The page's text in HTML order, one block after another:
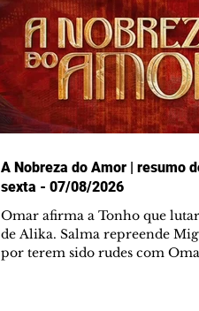
A Nobreza do Amor | resumo
sexta - 07/08/2026
Omar afirma a Tonho que
de Alika. Salma repreende
por terem sido rudes com